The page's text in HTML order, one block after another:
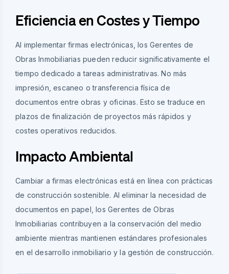
Eficiencia en Costes y Tiempo
Al implementar firmas electrónicas, los Gerentes de
Obras Inmobiliarias pueden reducir significativamente el
tiempo dedicado a tareas administrativas. No más
impresión, escaneo o transferencia física de
documentos entre obras y oficinas. Esto se traduce en
plazos de finalización de proyectos más rápidos y
costes operativos reducidos.
Impacto Ambiental
Cambiar a firmas electrónicas está en línea con prácticas
de construcción sostenible. Al eliminar la necesidad de
documentos en papel, los Gerentes de Obras
Inmobiliarias contribuyen a la conservación del medio
ambiente mientras mantienen estándares profesionales
en el desarrollo inmobiliario y la gestión de construcción.